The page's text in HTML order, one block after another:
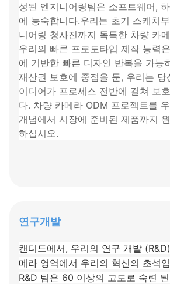
성된 엔지니어링팀은 소프트웨어,
에 능숙합니다.우리는 초기 스케치
니어링 청사진까지 독특한 차량 카
우리의 빠른 프로토타입 제작 능력
에 기반한 빠른 디자인 반복을 가능
재산권 보호에 중점을 둔, 우리는
이디어가 프로세스 전반에 걸쳐 보
다. 차량 카메라 ODM 프로젝트를
개념에서 시장에 준비된 제품까지
하십시오.
연구개발
캔디드에서, 우리의 연구 개발
메라 영역에서 우리의 혁신의 초석
R&D 팀은 60 이상의 고도로 숙련